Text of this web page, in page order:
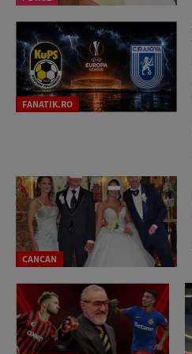
FANATIK.RO
CANCAN